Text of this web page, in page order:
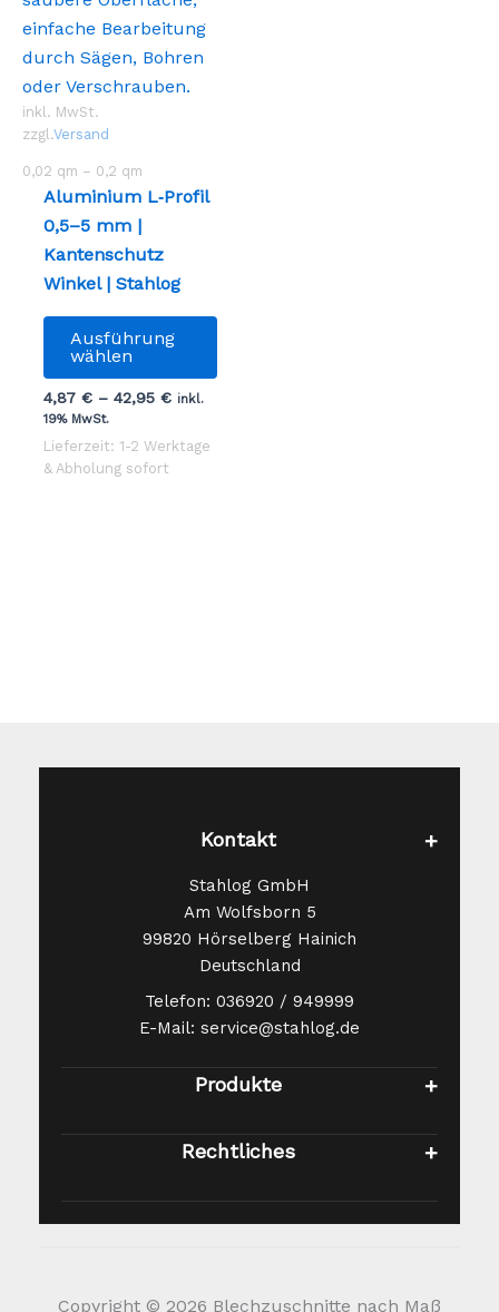
inkl. MwSt.
zzgl.Versand
0,02 qm – 0,2 qm
Aluminium L‑Profil
0,5–5 mm |
Kantenschutz
Winkel | Stahlog
Ausführung
wählen
Dieses
weist
4,87€ –42,95€ inkl.
19% MwSt.
Lieferzeit: 1-2 Werktage
& Abholung sofort
Kontakt
Stahlog GmbH
Am Wolfsborn 5
99820 Hörselberg Hainich
Deutschland
Telefon: 036920 / 949999
E-Mail: service@stahlog.de
Produkte
Rechtliches
Copyright © 2026 Blechzuschnitte nach Maß